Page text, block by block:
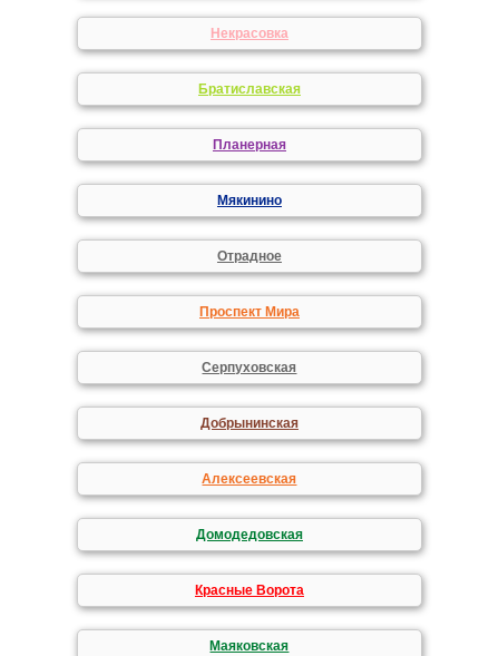
Некрасовка
Братиславская
Планерная
Мякинино
Отрадное
Проспект Мира
Серпуховская
Добрынинская
Алексеевская
Домодедовская
Красные Ворота
Маяковская